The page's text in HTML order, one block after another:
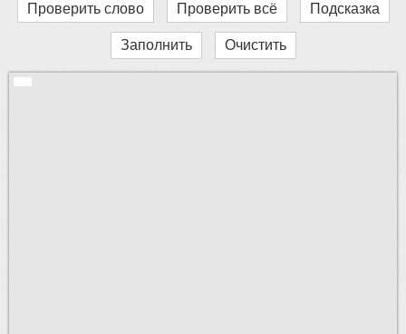
Проверить слово Проверить всё Подсказка
Заполнить Очистить